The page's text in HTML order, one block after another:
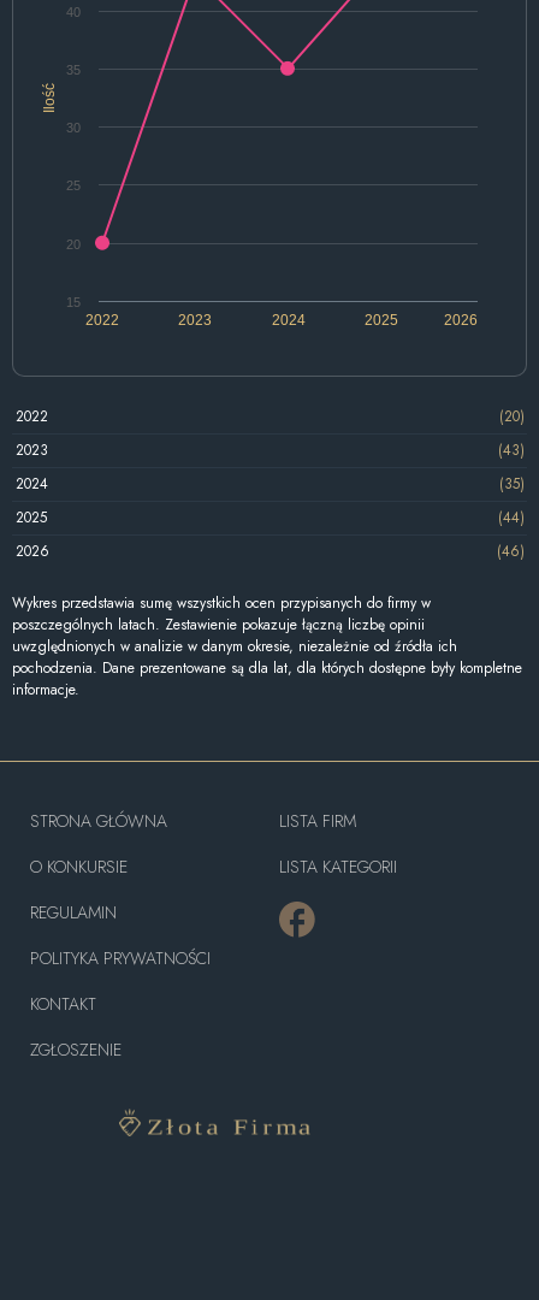
Ilość
2022 2024 2026
2023 2025
15
20
25
30
35
40
2022
(20)
2023
(43)
2024
(35)
2025
(44)
2026
(46)
Wykres przedstawia sumę wszystkich ocen przypisanych do firmy w
poszczególnych latach. Zestawienie pokazuje łączną liczbę opinii
uwzględnionych w analizie w danym okresie, niezależnie od źródła ich
pochodzenia. Dane prezentowane są dla lat, dla których dostępne były kompletne
informacje.
STRONA GŁÓWNA
O KONKURSIE
REGULAMIN
POLITYKA PRYWATNOŚCI
KONTAKT
ZGŁOSZENIE
LISTA FIRM
LISTA KATEGORII